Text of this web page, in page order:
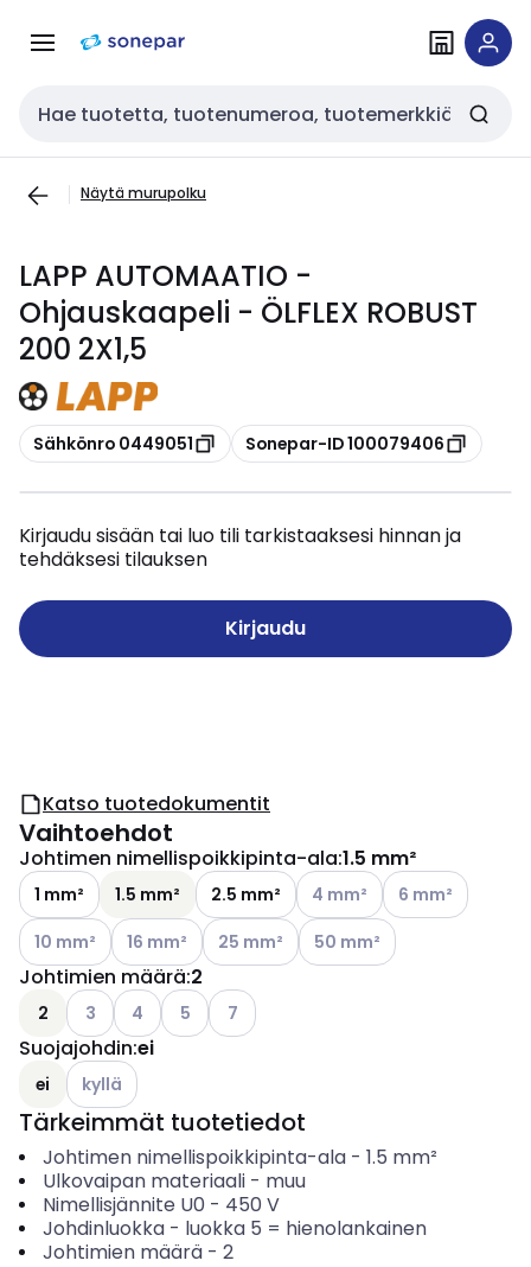
navigointiinsisältöön
Haku
Näytä murupolku
LAPP AUTOMAATIO -
Ohjauskaapeli - ÖLFLEX ROBUST
200 2X1,5
Kopioi
Sähkönro 0449051 Kopioi
Sonepar-ID 100079406
Kirjaudu sisään tai luo tili tarkistaaksesi hinnan ja
tehdäksesi tilauksen
Kirjaudu
Katso tuotedokumentit
Vaihtoehdot
Johtimen nimellispoikkipinta-ala:1.5 mm²
1 mm² 1.5 mm² 2.5 mm² Katso käytettävissä olevat
4 mm² Katso
6 mm²
Katso käytettävissä olevat vaihtoehdot
10 mm² Katso käytettävissä olevat vaihtoehdot
16 mm² Katso käytettävissä olevat vaihtoehdot
25 mm² Katso käytettävissä olevat
50 mm²
Johtimien määrä:2
2 Katso käytettävissä olevat vaihtoehdot
3 Katso käytettävissä olevat vaihtoehdot
4 Katso käytettävissä olevat vaihtoehdot
5 Katso käytettävissä olevat
7
Suojajohdin:ei
ei Katso käytettävissä olevat vaihtoehdot
kyllä
Tärkeimmät tuotetiedot
Johtimen nimellispoikkipinta-ala- 1.5 mm²
Ulkovaipan materiaali- muu
Nimellisjännite U0 - 450 V
Johdinluokka- luokka 5 = hienolankainen
Johtimien määrä- 2